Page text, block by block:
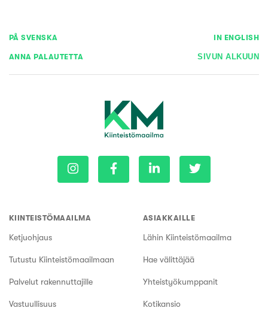
PÅ SVENSKA IN ENGLISH
ANNA PALAUTETTA SIVUN ALKUUN
KIINTEISTÖMAAILMA
Ketjuohjaus
Tutustu Kiinteistömaailmaan
Palvelut rakennuttajille
Vastuullisuus
ASIAKKAILLE
Lähin Kiinteistömaailma
Hae välittäjää
Yhteistyökumppanit
Kotikansio